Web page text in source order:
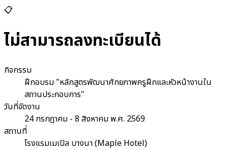
📋
ไม่สามารถลงทะเบียนได้
กิจกรรม
ฝึกอบรม "หลักสูตรพัฒนาศักยภาพครูฝึกและหัวหน้างานใน
สถานประกอบการ"
วันที่จัดงาน
24 กรกฎาคม - 8 สิงหาคม พ.ศ. 2569
สถานที่
โรงแรมเมเปิล บางนา (Maple Hotel)